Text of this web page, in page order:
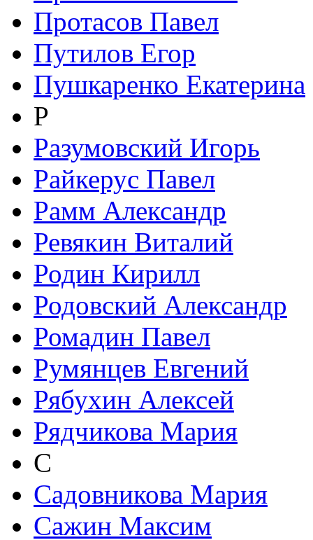
Протасов Павел
Путилов Егор
Пушкаренко Екатерина
Р
Разумовский Игорь
Райкерус Павел
Рамм Александр
Ревякин Виталий
Родин Кирилл
Родовский Александр
Ромадин Павел
Румянцев Евгений
Рябухин Алексей
Рядчикова Мария
С
Садовникова Мария
Сажин Максим